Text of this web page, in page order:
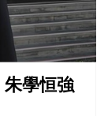
朱學恒強